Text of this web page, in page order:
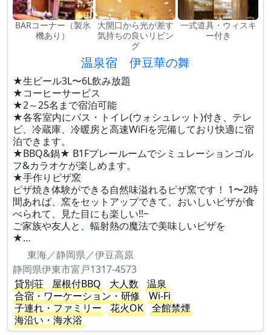
BARコーナー（製氷
機あり）
大開口から光が差す
気持ちの良いリビン
グ
一式道具・ウィスキ
ー付き
温泉宿 伊豆華の舞
★生ビール3L〜6L飲み放題
★コーヒーサービス
★2～25名まで宿泊可能
★各客室内にバス・トイレ(ウォシュレット)付き、テレ
ビ、冷蔵庫、冷暖房と高速WiFiを完備しており快適に宿
泊できます。
★BBQ&鍋★ B1Fプレールームでシミュレーションゴル
フ&カラオケが楽しめます。
★手作りピザ窯
ピザ焼き体験ができる自然味溢れるピザ窯です！ 1〜2時
間あれば、窯をセットアップできて、おいしいピザが食
べられて、見た目にも楽しい!!~
ご家族や友人と、輻射熱の魔法で美味しいピザを
★…
東海／静岡県／伊豆高原
静岡県伊東市富戸1317-4573
貸別荘
屋根付BBQ 大人数
温泉
合宿・ワーケーション・研修
Wi-Fi
子連れ・ファミリー
花火OK
全館禁煙
海沿い・海水浴